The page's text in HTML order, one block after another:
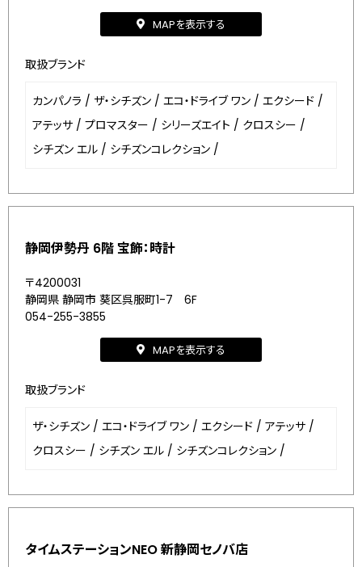
MAPを表示する
取扱ブランド
カンパノラ / ザ・シチズン / エコ・ドライブ ワン / エクシード /
アテッサ / プロマスター / シリーズエイト / クロスシー /
シチズン エル / シチズンコレクション /
静岡伊勢丹 6階 宝飾：時計
〒4200031
静岡県 静岡市 葵区呉服町1-7 6F
054-255-3855
MAPを表示する
取扱ブランド
ザ・シチズン / エコ・ドライブ ワン / エクシード / アテッサ /
クロスシー / シチズン エル / シチズンコレクション /
タイムステーションNEO 新静岡セノバ店